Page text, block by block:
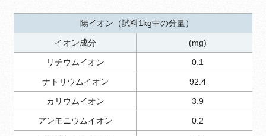
陽イオン（試料1kg中の分量）
イオン成分 (mg)
リチウムイオン 0.1
ナトリウムイオン 92.4
カリウムイオン 3.9
アンモニウムイオン 0.2